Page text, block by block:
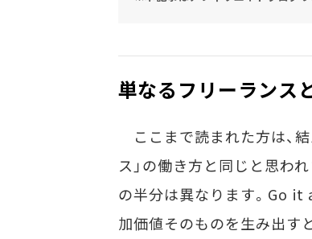
単なるフリーランス
ここまで読まれた方は、
ス」の働き方と同じと思わ
の半分は異なります。Go it
加価値そのものを生み出す